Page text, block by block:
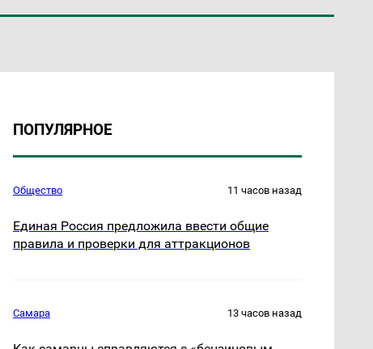
ПОПУЛЯРНОЕ
Общество 11 часов назад
Единая Россия предложила ввести общие
правила и проверки для аттракционов
Самара 13 часов назад